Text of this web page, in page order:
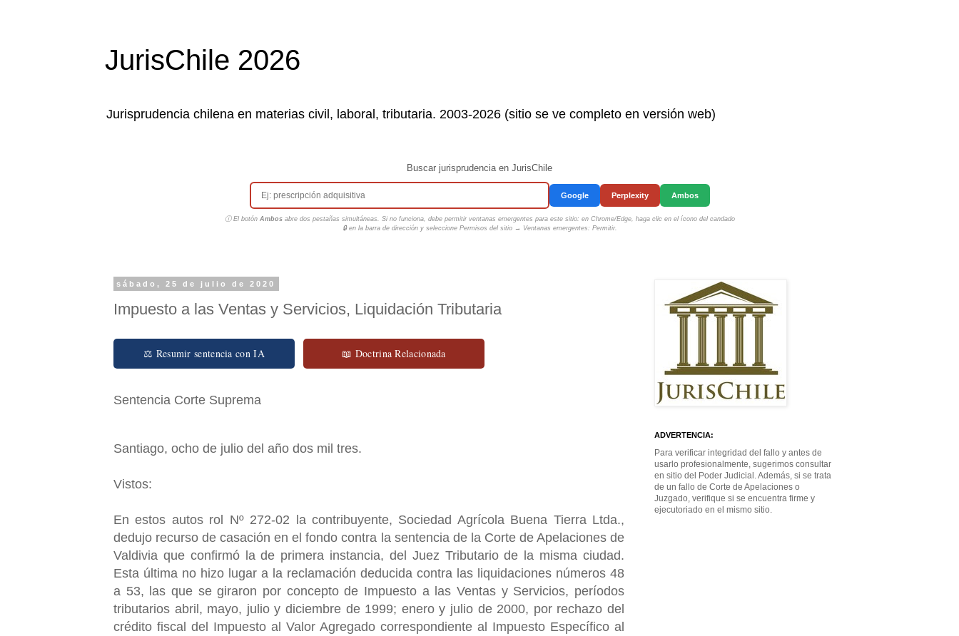
JurisChile 2026
Jurisprudencia chilena en materias civil, laboral, tributaria. 2003-2026 (sitio se ve completo en versión web)
Buscar jurisprudencia en JurisChile
Google Perplexity Ambos
ⓘ El botón Ambosabre dos pestañas simultáneas. Si no funciona, debe permitir ventanas emergentes para este sitio: en Chrome/Edge, haga clic en el ícono del candado
🔒 en la barra de dirección y seleccione Permisos del sitio → Ventanas emergentes: Permitir.
sábado, 25 de julio de 2020
Impuesto a las Ventas y Servicios, Liquidación Tributaria
⚖ Resumir sentencia con IA 📖 Doctrina Relacionada
Sentencia Corte Suprema
Santiago, ocho de julio del año dos mil tres.
Vistos:
En estos autos rol Nº 272-02 la contribuyente, Sociedad Agrícola Buena Tierra Ltda.,
dedujo recurso de casación en el fondo contra la sentencia de la Corte de Apelaciones de
Valdivia que confirmó la de primera instancia, del Juez Tributario de la misma ciudad.
Esta última no hizo lugar a la reclamación deducida contra las liquidaciones números 48
a 53, las que se giraron por concepto de Impuesto a las Ventas y Servicios, períodos
tributarios abril, mayo, julio y diciembre de 1999; enero y julio de 2000, por rechazo del
crédito fiscal del Impuesto al Valor Agregado correspondiente al Impuesto Específico al
ADVERTENCIA:
Para verificar integridad del fallo y antes de
usarlo profesionalmente, sugerimos consultar
en sitio del Poder Judicial. Además, si se trata
de un fallo de Corte de Apelaciones o
Juzgado, verifique si se encuentra firme y
ejecutoriado en el mismo sitio.